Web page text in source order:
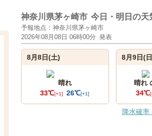
神奈川県茅ヶ崎市 今日・明日の天
予報地点：神奈川県茅ヶ崎市
2026年08月08日 06時00分 発表
8月8日(土)
晴れ
33℃[+1] 26℃[+1]
8月9日(
晴れ
34℃
降水確率